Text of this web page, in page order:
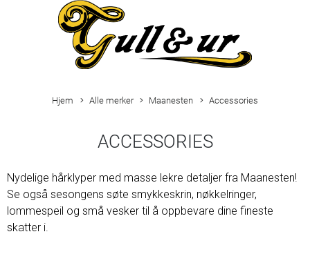
Hjem Alle merker Maanesten Accessories
ACCESSORIES
Nydelige hårklyper med masse lekre detaljer fra Maanesten!
Se også sesongens søte smykkeskrin, nøkkelringer,
lommespeil og små vesker til å oppbevare dine fineste
skatter i.